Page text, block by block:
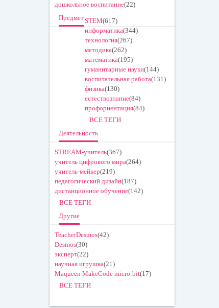
дошкольное воспитание(22)
ПредметSTEM(617)
информатика(344)
технология(267)
методика(262)
математика(195)
гуманитарные науки(144)
воспитательная работа(131)
физика(130)
естествознание(84)
профориентация(84)
ВСЕ ТЕГИ
Деятельность
STREAM-учитель(367)
учитель цифрового мира(264)
учитель-мейкер(219)
педагогический дизайн(187)
дистанционное обучение(142)
ВСЕ ТЕГИ
Другие
TeacherDesmos(42)
Desmos(30)
эксперт(22)
научная игрушка(21)
Maqueen MakeCode micro:bit(17)
ВСЕ ТЕГИ